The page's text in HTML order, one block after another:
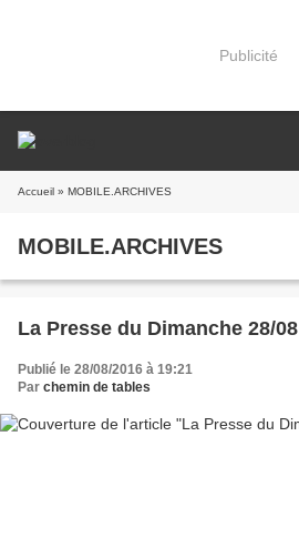
Publicité
Accueil » MOBILE.ARCHIVES
MOBILE.ARCHIVES
La Presse du Dimanche 28/08
Publié le 28/08/2016 à 19:21
Par chemin de tables